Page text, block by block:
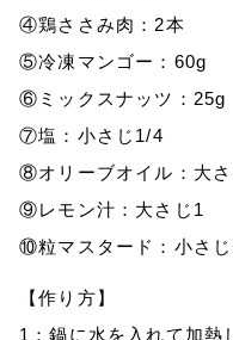
④鶏ささみ肉：2本
⑤冷凍マンゴー：60g
⑥ミックスナッツ：25g
⑦塩：小さじ1/4
⑧オリーブオイル：大
⑨レモン汁：大さじ1
⑩粒マスタード：小さじ
【作り方】
1：鍋に水を入れて加熱